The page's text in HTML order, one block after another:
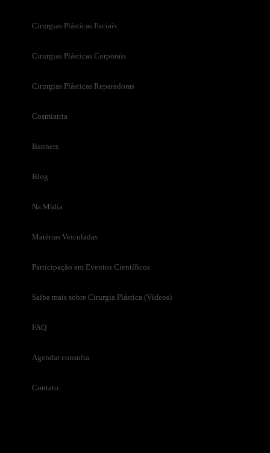
Cirurgias Plásticas Faciais
Cirurgias Plásticas Corporais
Cirurgias Plásticas Reparadoras
Cosmiatria
Banners
Blog
Na Mídia
Matérias Veiculadas
Participação em Eventos Científicos
Saiba mais sobre Cirurgia Plástica (Vídeos)
FAQ
Agendar consulta
Contato